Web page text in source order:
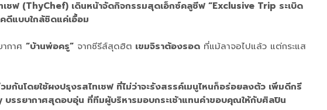
ฟ (ThyChef) เดินหน้าจัดกิจกรรมสุดเอ็กซ์คลูซีฟ “Exclusive Trip ระเบิด
ดีแบบใกล้ชิดแค่เอื้อม
กาศ “บ้านพ่อครู” จากซีรีส์สุดฮิต เขมจิราต้องรอด ที่แม้ลาจอไปแล้ว แต่กระแส
นโดยใช้ผงปรุงรสไทเชฟ ที่ไม่ว่าจะรังสรรค์เมนูไหนก็อร่อยลงตัว เพิ่มดีกรี
รรยากาศสุดอบอุ่น ที่ทีมผู้บริหารมอบกระเช้าแทนคำขอบคุณให้กับศิลปิน